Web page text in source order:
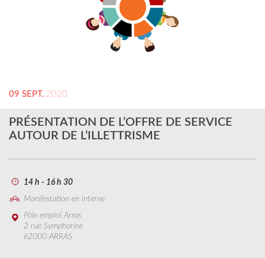
09 SEPT. 2020
PRÉSENTATION DE L’OFFRE DE SERVICE
AUTOUR DE L’ILLETTRISME
14 h - 16 h 30
Manifestation en interne
Pôle emploi Arras
2 rue Symphorine
62000 ARRAS